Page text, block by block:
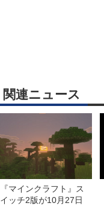
関連ニュース
『マインクラフト』ス
イッチ2版が10月27日